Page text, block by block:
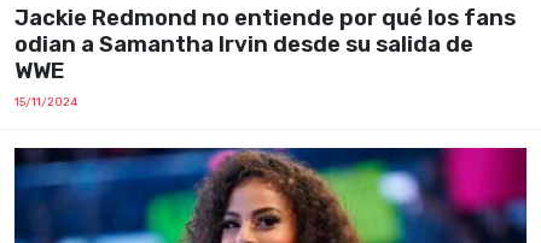
Jackie Redmond no entiende por qué los fans
odian a Samantha Irvin desde su salida de
WWE
15/11/2024